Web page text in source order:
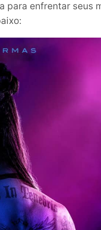
para enfrentar seus